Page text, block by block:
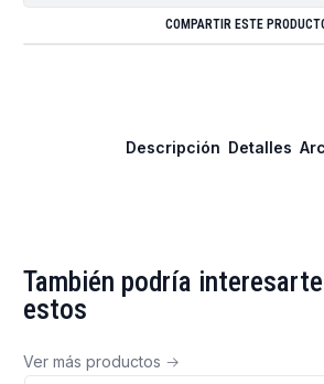
COMPARTIR ESTE
Descripción Detalles
También podría
estos
Ver más productos